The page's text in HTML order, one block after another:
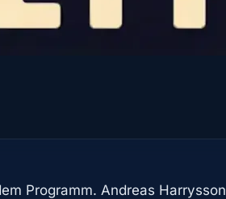
Programm. Andreas Harrysson